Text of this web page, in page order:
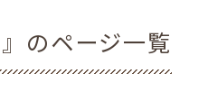
のページ一覧